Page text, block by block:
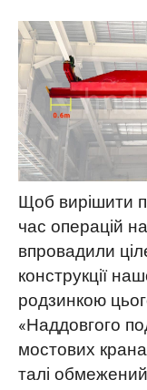
Щоб вирішити
час операцій
впровадили
конструкції
родзинкою
«Наддовгого
мостових
талі